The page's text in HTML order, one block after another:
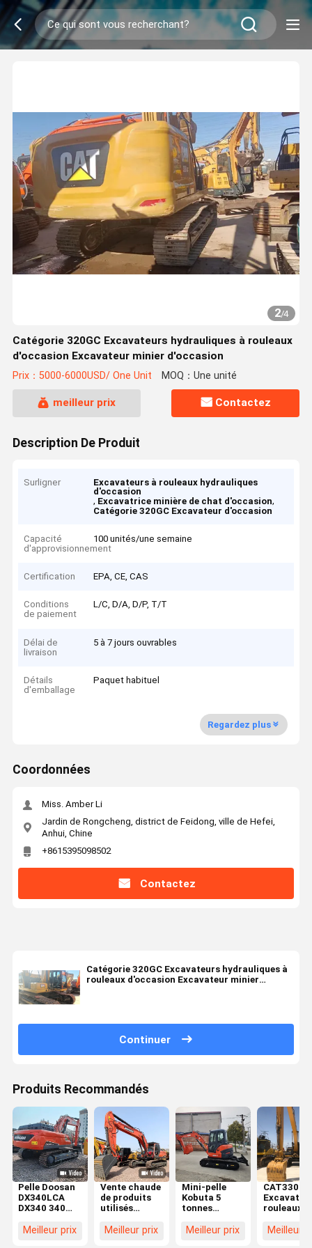
2/4
Catégorie 320GC Excavateurs hydrauliques à rouleaux
d'occasion Excavateur minier d'occasion
Prix：5000-6000USD/ One Unit MOQ：Une unité
meilleur prix Contactez
Description De Produit
Surligner
Excavateurs à rouleaux hydrauliques
d'occasion
, Excavatrice minière de chat d'occasion,
Catégorie 320GC Excavateur d'occasion
Capacité
d'approvisionnement
100 unités/une semaine
Certification EPA, CE, CAS
Conditions
de paiement
L/C, D/A, D/P, T/T
Délai de
livraison
5 à 7 jours ouvrables
Détails
d'emballage
Paquet habituel
Regardez plus
Coordonnées
Miss. Amber Li
Jardin de Rongcheng, district de Feidong, ville de Hefei,
Anhui, Chine
+8615395098502
Contactez
Catégorie 320GC Excavateurs hydrauliques à
rouleaux d'occasion Excavateur minier
Continuer
Produits Recommandés
Pelle Doosan
DX340LCA
DX340 340
Corée / Pelle
Meilleur prix
Vente chaude
de produits
utilisés
DX340LC
Meilleur prix
Mini-pelle
Kobuta 5
tonnes
petite
Meilleur prix
CAT330
rouleaux
d'occasion
Meilleur